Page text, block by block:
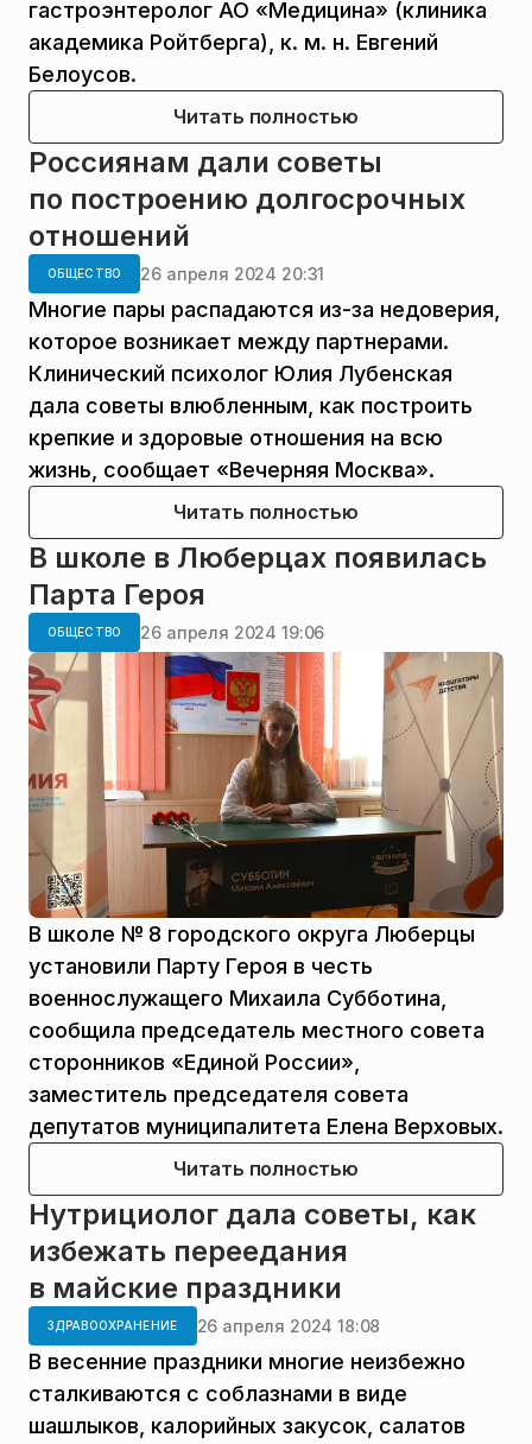
гастроэнтеролог АО «Медицина» (клиника
академика Ройтберга), к. м. н. Евгений
Белоусов.
Читать полностью
Россиянам дали советы
по построению долгосрочных
отношений
ОБЩЕСТВО 26 апреля 2024 20:31
Многие пары распадаются из-за недоверия,
которое возникает между партнерами.
Клинический психолог Юлия Лубенская
дала советы влюбленным, как построить
крепкие и здоровые отношения на всю
жизнь, сообщает «Вечерняя Москва».
Читать полностью
В школе в Люберцах появилась
Парта Героя
ОБЩЕСТВО 26 апреля 2024 19:06
В школе № 8 городского округа Люберцы
установили Парту Героя в честь
военнослужащего Михаила Субботина,
сообщила председатель местного совета
сторонников «Единой России»,
заместитель председателя совета
депутатов муниципалитета Елена Верховых.
Читать полностью
Нутрициолог дала советы, как
избежать переедания
в майские праздники
ЗДРАВООХРАНЕНИЕ 26 апреля 2024 18:08
В весенние праздники многие неизбежно
сталкиваются с соблазнами в виде
шашлыков, калорийных закусок, салатов